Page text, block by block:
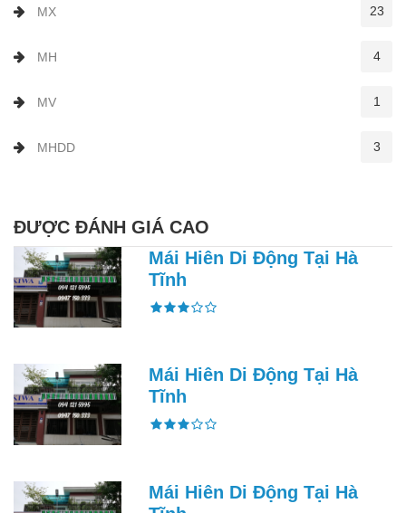
MX 23
MH 4
MV 1
MHDD 3
ĐƯỢC ĐÁNH GIÁ CAO
Mái Hiên Di Động Tại Hà
Tĩnh
Mái Hiên Di Động Tại Hà
Tĩnh
Mái Hiên Di Động Tại Hà